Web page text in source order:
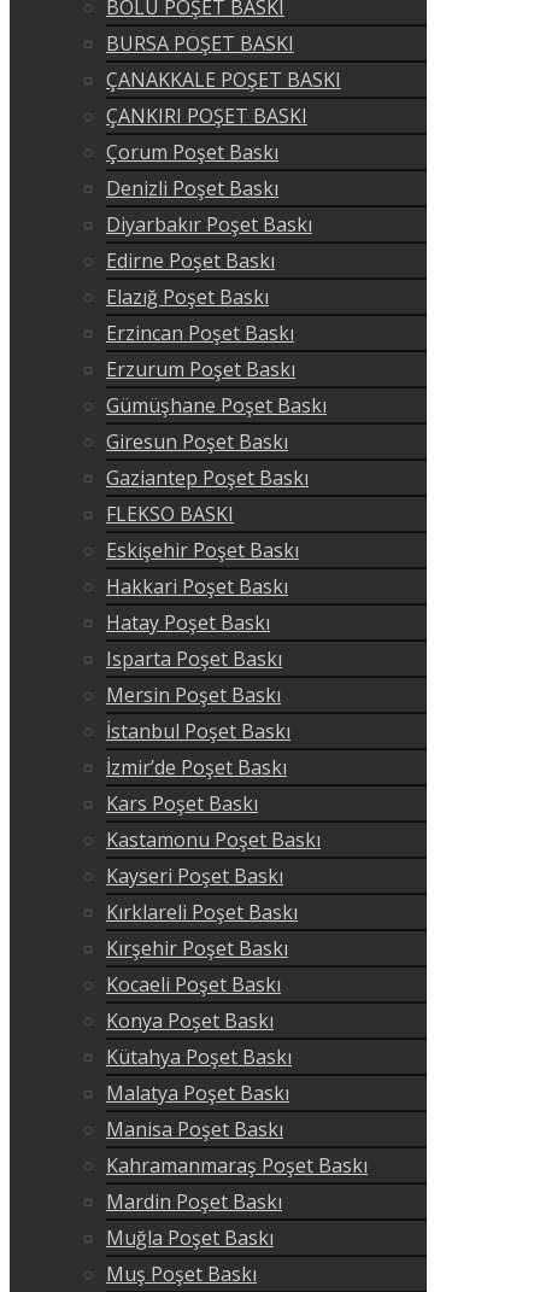
BOLU POŞET BASKI
BURSA POŞET BASKI
ÇANAKKALE POŞET BASKI
ÇANKIRI POŞET BASKI
Çorum Poşet Baskı
Denizli Poşet Baskı
Diyarbakır Poşet Baskı
Edirne Poşet Baskı
Elazığ Poşet Baskı
Erzincan Poşet Baskı
Erzurum Poşet Baskı
Gümüşhane Poşet Baskı
Giresun Poşet Baskı
Gaziantep Poşet Baskı
FLEKSO BASKI
Eskişehir Poşet Baskı
Hakkari Poşet Baskı
Hatay Poşet Baskı
Isparta Poşet Baskı
Mersin Poşet Baskı
İstanbul Poşet Baskı
İzmir’de Poşet Baskı
Kars Poşet Baskı
Kastamonu Poşet Baskı
Kayseri Poşet Baskı
Kırklareli Poşet Baskı
Kırşehir Poşet Baskı
Kocaeli Poşet Baskı
Konya Poşet Baskı
Kütahya Poşet Baskı
Malatya Poşet Baskı
Manisa Poşet Baskı
Kahramanmaraş Poşet Baskı
Mardin Poşet Baskı
Muğla Poşet Baskı
Muş Poşet Baskı